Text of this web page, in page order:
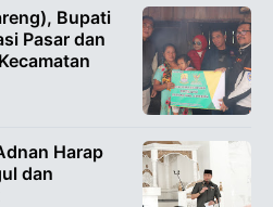
Bupati
Pasar dan
Harap
dan